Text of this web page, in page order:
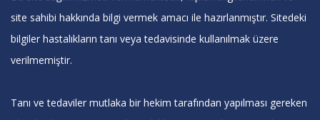
site sahibi hakkında bilgi vermek amacı ile hazırlanmıştır. Sitedeki
bilgiler hastalıkların tanı veya tedavisinde kullanılmak üzere
verilmemiştir.
Tanı ve tedaviler mutlaka bir hekim tarafından yapılması gereken